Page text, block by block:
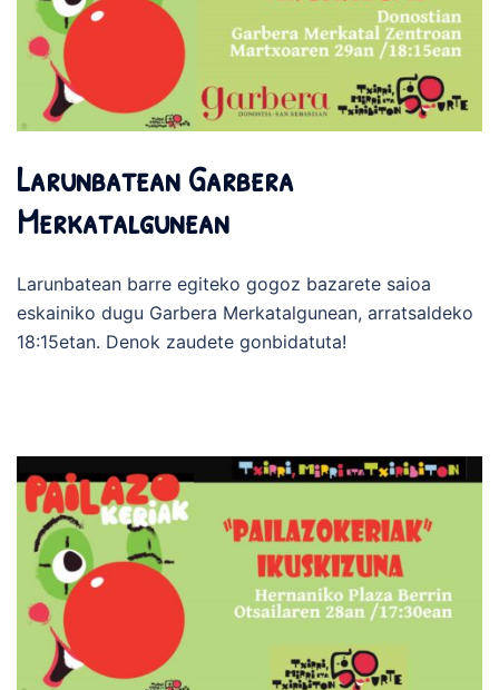
Larunbatean Garbera
Merkatalgunean
Larunbatean barre egiteko gogoz bazarete saioa
eskainiko dugu Garbera Merkatalgunean, arratsaldeko
18:15etan. Denok zaudete gonbidatuta!